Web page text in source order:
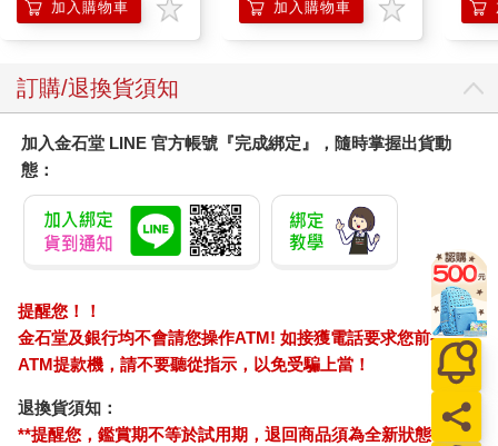
防滲漏貓尿布/可觀察
尿色貓潔墊補充包/本
加入購物車 加入購物車
毛巾
訂購/退換貨須知
加入金石堂 LINE 官方帳號『完成綁定』，隨時掌握出貨動
態：
提醒您！！
金石堂及銀行均不會請您操作ATM! 如接獲電話要求您前往
ATM提款機，請不要聽從指示，以免受騙上當！
退換貨須知：
**提醒您，鑑賞期不等於試用期，退回商品須為全新狀態**